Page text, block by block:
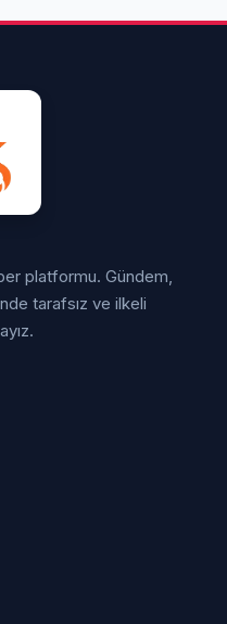
platformu. Gündem,
tarafsız ve ilkeli